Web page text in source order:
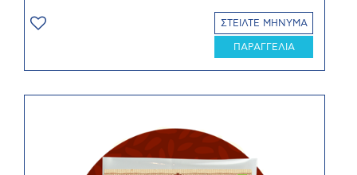
ΣΤΕΙΛΤΕ ΜΗΝΥΜΑ
ΠΑΡΑΓΓΕΛΙΑ